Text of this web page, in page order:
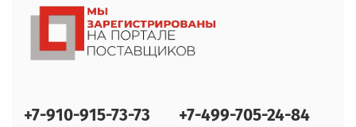
+7-910-915-73-73 +7-499-705-24-84